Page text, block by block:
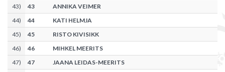
43) 43
ANNIKA VEIMER
44) 44
KATI HELMJA
45) 45
RISTO KIVISIKK
46) 46
MIHKEL MEERITS
47) 47
JAANA LEIDAS-MEERITS